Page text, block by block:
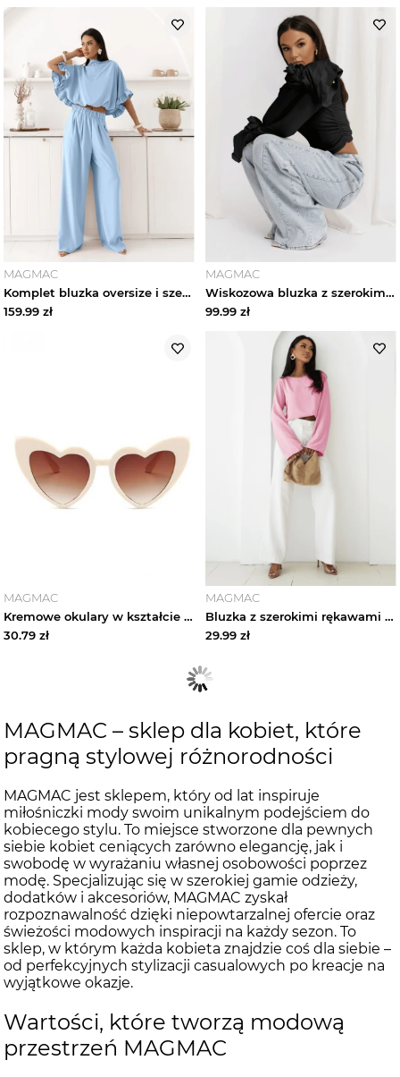
MAGMAC
Komplet bluzka oversize i szerokie spodnie MARISSA - błękitny magmac
159.99 zł
MAGMAC
Wiskozowa bluzka z szerokimi rękawami REINE - czarna magmac
99.99 zł
MAGMAC
Kremowe okulary w kształcie serc magmac
30.79 zł
MAGMAC
Bluzka z szerokimi rękawami MICHIE - pudrowy róż magmac
29.99 zł
MAGMAC – sklep dla kobiet, które
pragną stylowej różnorodności
MAGMAC jest sklepem, który od lat inspiruje
miłośniczki mody swoim unikalnym podejściem do
kobiecego stylu. To miejsce stworzone dla pewnych
siebie kobiet ceniących zarówno elegancję, jak i
swobodę w wyrażaniu własnej osobowości poprzez
modę. Specjalizując się w szerokiej gamie odzieży,
dodatków i akcesoriów, MAGMAC zyskał
rozpoznawalność dzięki niepowtarzalnej ofercie oraz
świeżości modowych inspiracji na każdy sezon. To
sklep, w którym każda kobieta znajdzie coś dla siebie –
od perfekcyjnych stylizacji casualowych po kreacje na
wyjątkowe okazje.
Wartości, które tworzą modową
przestrzeń MAGMAC